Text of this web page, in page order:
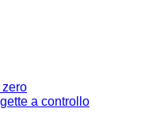
zero
a controllo